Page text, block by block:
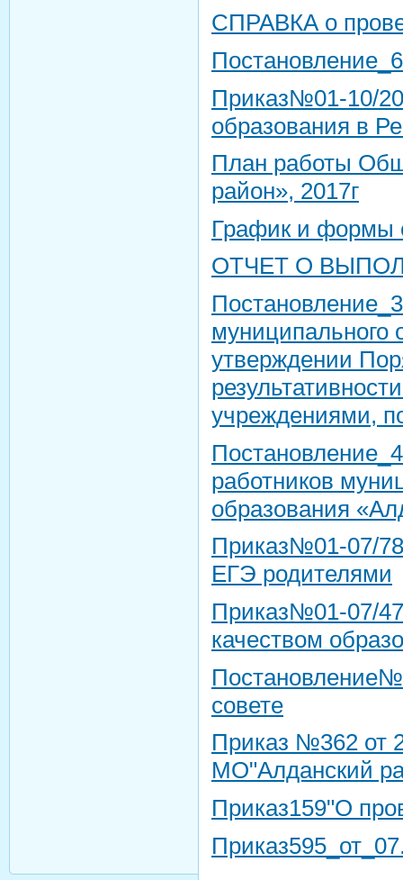
СПРАВКА о
Приказ№01-10/
образования в
План работы
район», 2017г
График и формы
ОТЧЕТ О
муниципального
утверждении
учреждениями,
работников
образования
Приказ№01-07/
ЕГЭ родителями
Приказ№01-07/
качеством
совете
Приказ №362 от
МО"Алданский
Приказ159"О